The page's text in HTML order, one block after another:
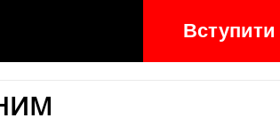
Вступити